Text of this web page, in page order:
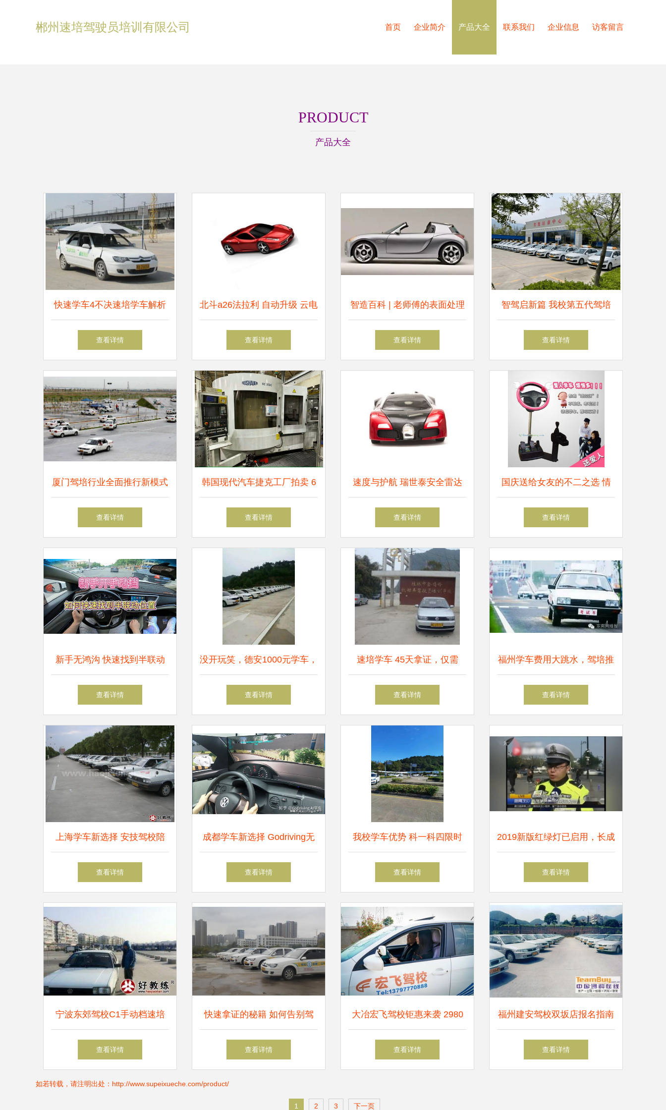
郴州速培驾驶员培训有限公司 首页 企业简介 产品大全 联系我们 企业信息 访客留言
PRODUCT
产品大全
快速学车4不决速培学车解析
查看详情
北斗a26法拉利 自动升级 云电
子狗 安全预警仪流动固定测
品图片3
查看详情
智造百科 | 老师傅的表面处理
工艺武功秘籍之经典14招，教
学车不再难
查看详情
智驾启新篇 我校第五代驾培
机器人一周年速培成效显著
查看详情
厦门驾培行业全面推行新模式
统一先收1000元，计时收费，
查看详情
韩国现代汽车捷克工厂拍卖 6
速手动变速箱装置助力速培学
查看详情
速度与护航 瑞世泰安全雷达
预警仪驾考实用测评
查看详情
国庆送给女友的不二之选 情
侣版模拟驾驶器——速培学车
查看详情
新手无鸿沟 快速找到半联动
位置的三个诀窍
查看详情
没开玩笑，德安1000元学车，
速华驾校做到了
查看详情
速培学车 45天拿证，仅需
4000元，轻松实现驾驶梦
查看详情
福州学车费用大跳水，驾培推
行“计时收费”与“速培”新模式
查看详情
上海学车新选择 安技驾校陪
驾回炉班，学费仅900元
查看详情
成都学车新选择 Godriving无
人驾培与速培学车体验指南
查看详情
我校学车优势 科一科四限时
通过，一对一速培高效稳过
查看详情
2019新版红绿灯已启用，长成
这样！正在学车的、已拿证上
查看详情
宁波东郊驾校C1手动档速培
学车 3000元学费，全天候练
查看详情
快速拿证的秘籍 如何告别驾
考“马拉松”，实现高效“速培学
查看详情
大冶宏飞驾校钜惠来袭 2980
元学车直通，再加5960元豪礼
查看详情
福州建安驾校双坂店报名指南
速培学车，高效便捷
查看详情
如若转载，请注明出处：http://www.supeixueche.com/product/
1 2 3 下一页